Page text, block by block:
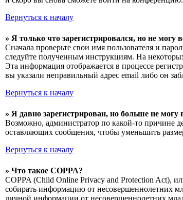
Вернуться к началу
» Я только что зарегистрировался, но не могу
Сначала проверьте свои имя пользователя и
следуйте полученным инструкциям. На
Эта информация отображается в процессе
вы указали неправильный адрес email либо он
Вернуться к началу
» Я давно зарегистрирован, но больше не могу
Возможно, администратор по какой-то причине
оставляющих сообщения, чтобы уменьшить
Вернуться к началу
» Что такое COPPA?
COPPA (Child Online Privacy and Protection Act),
собирать информацию от несовершеннолетних
личной информации от несовершеннолетних